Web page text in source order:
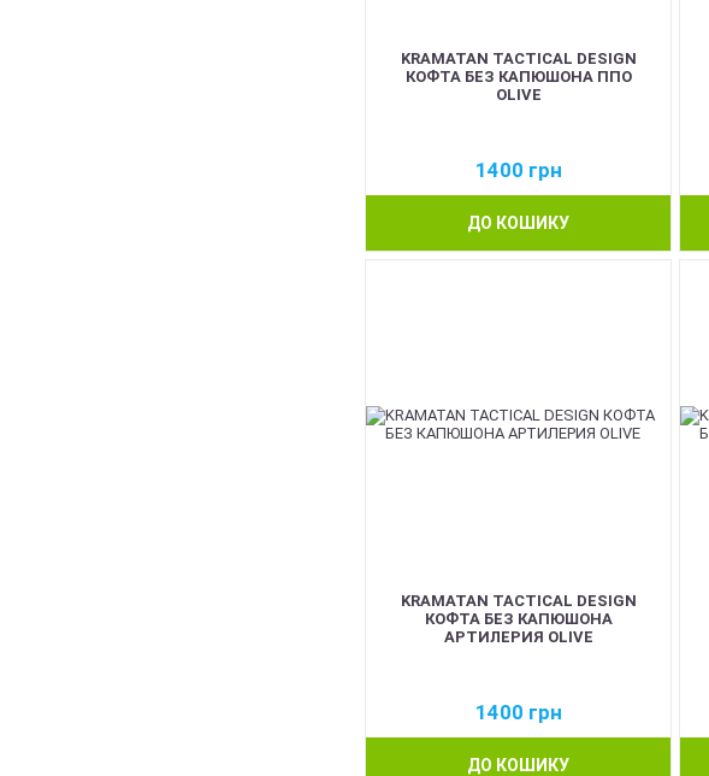
KRAMATAN TACTICAL DESIGN
КОФТА БЕЗ КАПЮШОНА ППО
OLIVE
1400 грн
ДО КОШИКУ
KRAMATAN TACTICAL DESIGN
КОФТА БЕЗ КАПЮШОНА
АРТИЛЕРИЯ OLIVE
1400 грн
ДО КОШИКУ